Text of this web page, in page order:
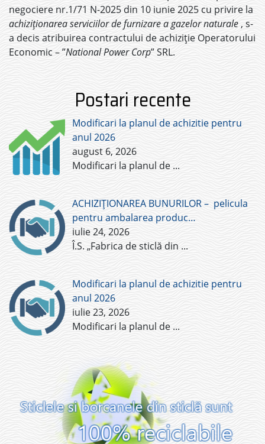
negociere nr.1/71 N-2025 din 10 iunie 2025 cu privire la
achiziționarea serviciilor de furnizare a gazelor naturale, s-
a decis atribuirea contractului de achiziție Operatorului
Economic – ”National Power Corp” SRL.
Postari recente
Modificari la planul de achizitie pentru
anul 2026
august 6, 2026
Modificari la planul de ...
ACHIZIȚIONAREA BUNURILOR – pelicula
pentru ambalarea produc…
iulie 24, 2026
Î.S. „Fabrica de sticlă din ...
Modificari la planul de achizitie pentru
anul 2026
iulie 23, 2026
Modificari la planul de ...